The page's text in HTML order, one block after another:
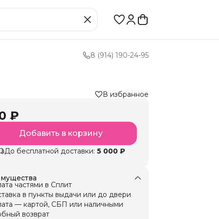
8 (914) 190-24-95
В избранное
₽
Добавить в корзину
До бесплатной доставки: 5 000 ₽
частями в Сплит
в пункты выдачи или до двери
— картой, СБП или наличными
возврат